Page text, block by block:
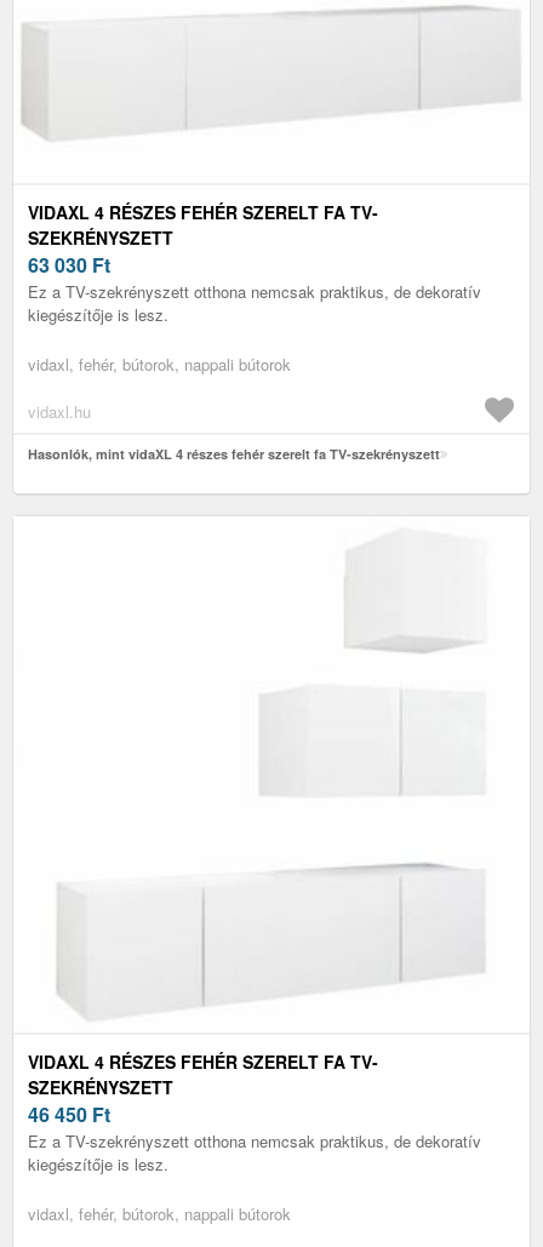
VIDAXL 4 RÉSZES FEHÉR SZERELT FA TV-
SZEKRÉNYSZETT
63 030 Ft
Ez a TV-szekrényszett otthona nemcsak praktikus, de dekoratív
kiegészítője is lesz.
vidaxl, fehér, bútorok, nappali bútorok
vidaxl.hu
Hasonlók, mint vidaXL 4 részes fehér szerelt fa TV-szekrényszett
VIDAXL 4 RÉSZES FEHÉR SZERELT FA TV-
SZEKRÉNYSZETT
46 450 Ft
Ez a TV-szekrényszett otthona nemcsak praktikus, de dekoratív
kiegészítője is lesz.
vidaxl, fehér, bútorok, nappali bútorok